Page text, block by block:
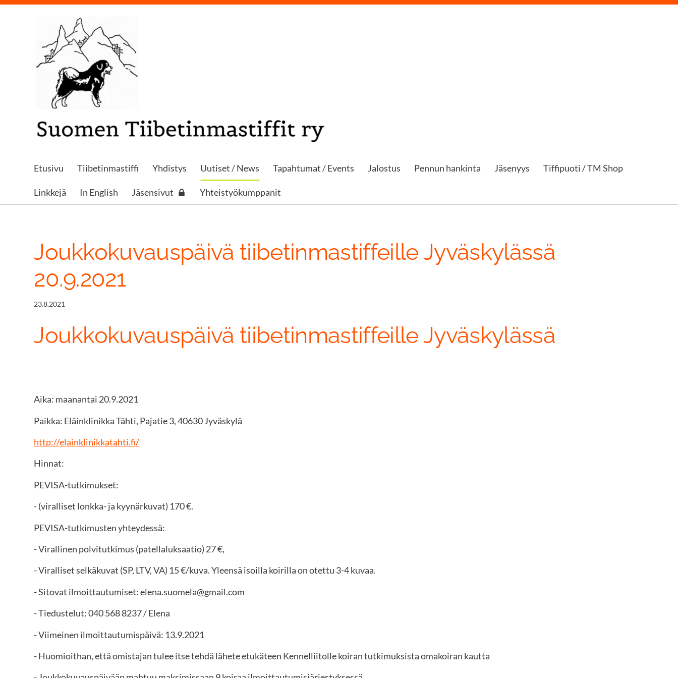
LOGON PAIKKA
Etusivu Tiibetinmastiffi Yhdistys Uutiset / News Tapahtumat / Events Jalostus Pennun hankinta Jäsenyys Tiffipuoti / TM Shop
Linkkejä In English Jäsensivut Yhteistyökumppanit
Joukkokuvauspäivä tiibetinmastiffeille Jyväskylässä
20.9.2021
23.8.2021
Joukkokuvauspäivä tiibetinmastiffeille Jyväskylässä
Aika: maanantai 20.9.2021
Paikka: Eläinklinikka Tähti, Pajatie 3, 40630 Jyväskylä
http://elainklinikkatahti.fi/
Hinnat:
PEVISA-tutkimukset:
- (viralliset lonkka- ja kyynärkuvat) 170 €.
PEVISA-tutkimusten yhteydessä:
- Virallinen polvitutkimus (patellaluksaatio) 27 €,
- Viralliset selkäkuvat (SP, LTV, VA) 15 €/kuva. Yleensä isoilla koirilla on otettu 3-4 kuvaa.
- Sitovat ilmoittautumiset: elena.suomela@gmail.com
- Tiedustelut: 040 568 8237 / Elena
- Viimeinen ilmoittautumispäivä: 13.9.2021
- Huomioithan, että omistajan tulee itse tehdä lähete etukäteen Kennelliitolle koiran tutkimuksista omakoiran kautta